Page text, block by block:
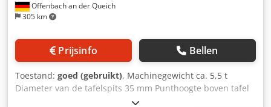
Offenbach an der Queich
305 km
Prijsinfo Bellen
Toestand: goed (gebruikt), Machinegewicht ca. 5,5 t
Diameter van de tafelspits 35 mm Punthoogte boven tafel
75 mm Diameter van de tegenhouderpunt 50 mm Slag van